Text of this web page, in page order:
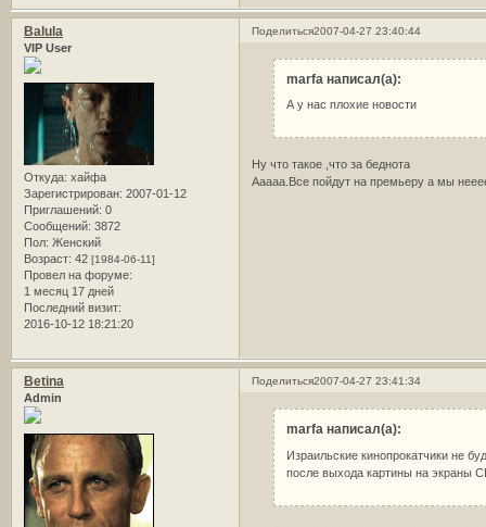
Поделиться2007-04-27 23:40:44
Balula
VIP User
Откуда: хайфа
Зарегистрирован: 2007-01-12
Приглашений: 0
Сообщений: 3872
Пол: Женский
Возраст: 42 [1984-06-11]
Провел на форуме:
1 месяц 17 дней
Последний визит:
2016-10-12 18:21:20
marfa написал(а):
А у нас плохие новости
Ну что такое ,что за беднота
Ааааа.Все пойдут на премьеру а мы
Поделиться2007-04-27 23:41:34
Betina
Admin
marfa написал(а):
Израильские кинопрокатчики не
после выхода картины на экраны